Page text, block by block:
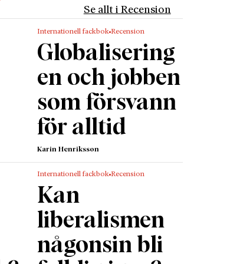
Se allt i Recension
Internationell fackbok Recension
Globalisering
en och jobben
som försvann
för alltid
Karin Henriksson
Internationell fackbok Recension
Kan
liberalismen
någonsin bli